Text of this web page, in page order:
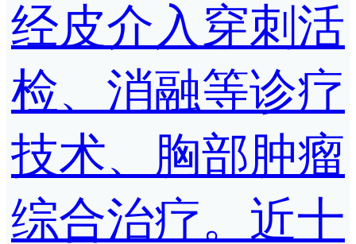
经皮介入穿刺活
检、消融等诊疗
技术、胸部肿瘤
综合治疗。近十